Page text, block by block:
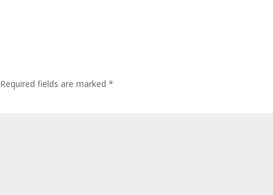
Required fields are marked*